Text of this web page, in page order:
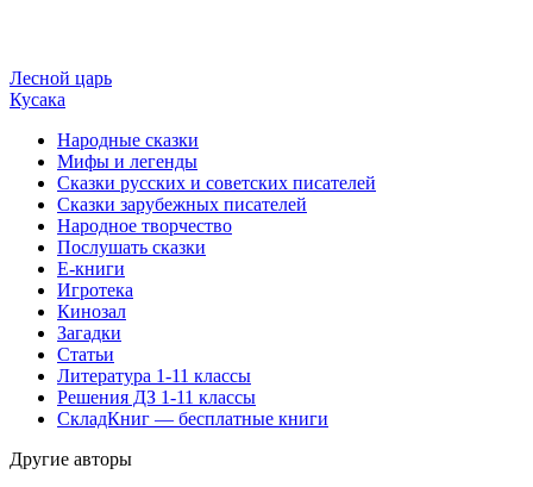
Лесной царь
Кусака
Народные сказки
Мифы и легенды
Сказки русских и советских писателей
Сказки зарубежных писателей
Народное творчество
Послушать сказки
Е-книги
Игротека
Кинозал
Загадки
Статьи
Литература 1-11 классы
Решения ДЗ 1-11 классы
СкладКниг — бесплатные книги
Другие авторы